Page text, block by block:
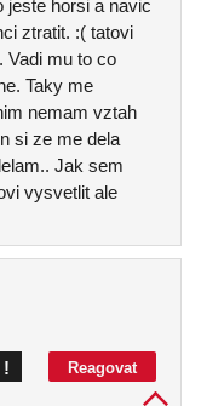
jeste horsi a navic
ztratit. :( tatovi
Vadi mu to co
Taky me
nemam vztah
si ze me dela
Jak sem
vysvetlit ale
Reagovat
!